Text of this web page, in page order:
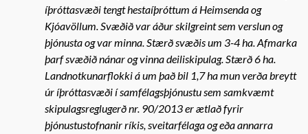
íþróttasvæði tengt hestaíþróttum á Heimsenda og
Kjóavöllum. Svæðið var áður skilgreint sem verslun og
þjónusta og var minna. Stærð svæðis um 3-4 ha. Afmarka
þarf svæðið nánar og vinna deiliskipulag. Stærð 6 ha.
Landnotkunarflokki á um það bil 1,7 ha mun verða breytt
úr íþróttasvæði í samfélagsþjónustu sem samkvæmt
skipulagsreglugerð nr. 90/2013 er ætlað fyrir
þjónustustofnanir ríkis, sveitarfélaga og eða annarra